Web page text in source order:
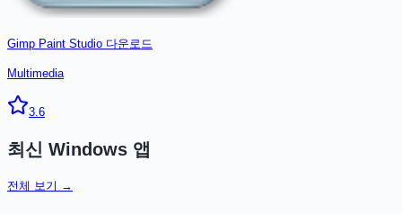
Gimp Paint Studio 다운로드
Multimedia
3.6
최신 Windows 앱
전체 보기 →